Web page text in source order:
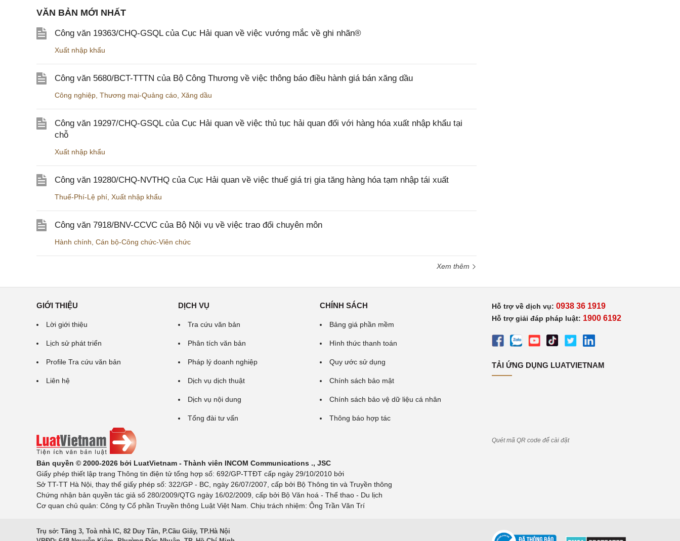
VĂN BẢN MỚI NHẤT
Công văn 19363/CHQ-GSQL của Cục Hải quan về việc vướng mắc về ghi nhãn®
Xuất nhập khẩu
Công văn 5680/BCT-TTTN của Bộ Công Thương về việc thông báo điều hành giá bán xăng dầu
Công nghiệp Thương mại-Quảng cáo Xăng dầu
Công văn 19297/CHQ-GSQL của Cục Hải quan về việc thủ tục hải quan đối với hàng hóa xuất nhập khẩu tại
chỗ
Xuất nhập khẩu
Công văn 19280/CHQ-NVTHQ của Cục Hải quan về việc thuế giá trị gia tăng hàng hóa tạm nhập tái xuất
Thuế-Phí-Lệ phí Xuất nhập khẩu
Công văn 7918/BNV-CCVC của Bộ Nội vụ về việc trao đổi chuyên môn
Hành chính Cán bộ-Công chức-Viên chức
Xem thêm
GIỚI THIỆU
Lời giới thiệu
Lịch sử phát triển
Profile Tra cứu văn bản
Liên hệ
DỊCH VỤ
Tra cứu văn bản
Phân tích văn bản
Pháp lý doanh nghiệp
Dịch vụ dịch thuật
Dịch vụ nội dung
Tổng đài tư vấn
CHÍNH SÁCH
Bảng giá phần mềm
Hình thức thanh toán
Quy ước sử dụng
Chính sách bảo mật
Chính sách bảo vệ dữ liệu cá nhân
Thông báo hợp tác
Bản quyền © 2000-2026 bởi LuatVietnam - Thành viên INCOM Communications ., JSC
Giấy phép thiết lập trang Thông tin điện tử tổng hợp số: 692/GP-TTĐT cấp ngày 29/10/2010 bởi
Sở TT-TT Hà Nội, thay thế giấy phép số: 322/GP - BC, ngày 26/07/2007, cấp bởi Bộ Thông tin và Truyền thông
Chứng nhận bản quyền tác giả số 280/2009/QTG ngày 16/02/2009, cấp bởi Bộ Văn hoá - Thể thao - Du lịch
Cơ quan chủ quản: Công ty Cổ phần Truyền thông Luật Việt Nam. Chịu trách nhiệm: Ông Trần Văn Trí
Hỗ trợ về dịch vụ: 0938 36 1919
Hỗ trợ giải đáp pháp luật: 1900 6192
TẢI ỨNG DỤNG LUATVIETNAM
Quét mã QR code để cài đặt
Trụ sở: Tầng 3, Toà nhà IC, 82 Duy Tân, P.Cầu Giấy, TP.Hà Nội